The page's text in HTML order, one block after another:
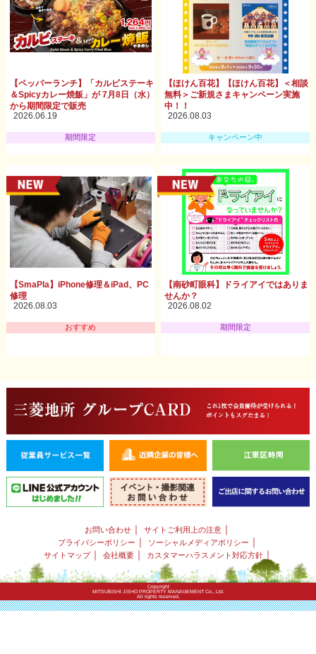
【ペッパーランチ】「カルビステーキ
＆Spicyカレー焼飯」が 7月8日（水）
から期間限定で販売
2026.06.19
期間限定
【ほけん百花】【ほけん百花】＜相談
無料＞ご新規さまキャンペーン実施
中！！
2026.08.03
キャンペーン中
【SmaPla】iPhone修理＆iPad、PC
修理
2026.08.03
おすすめ
【南砂町眼科】ドライアイではありま
せんか？
2026.08.02
期間限定
お問い合わせ ｜ サイトご利用上の注意 ｜
プライバシーポリシー ｜ ソーシャルメディアポリシー ｜
サイトマップ｜ 会社概要｜ カスタマーハラスメント対応方針｜
Copyright
MITSUBISHI JISHO PROPERTY MANAGEMENT Co., Ltd.
All rights reserved.